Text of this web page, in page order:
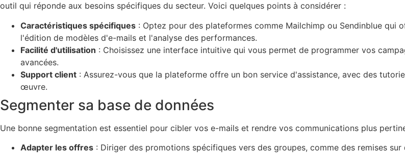
outil qui réponde aux besoins spécifiques du secteur. Voici quelques points à considérer :
Caractéristiques spécifiques : Optez pour des plateformes comme Mailchimp ou Sendinblue
l'édition de modèles d'e-mails et l'analyse des performances.
Facilité d'utilisation : Choisissez une interface intuitive qui vous permet de programmer vos
avancées.
Support client : Assurez-vous que la plateforme offre un bon service d'assistance, avec des
œuvre.
Segmenter sa base de données
Une bonne segmentation est essentiel pour cibler vos e-mails et rendre vos communications plus
Adapter les offres : Diriger des promotions spécifiques vers des groupes, comme des remises